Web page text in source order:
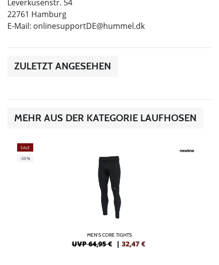
Leverkusenstr. 54
22761 Hamburg
E-Mail: onlinesupportDE@hummel.dk
ZULETZT ANGESEHEN
MEHR AUS DER KATEGORIE LAUFHOSEN
SALE
-50%
MEN'S CORE TIGHTS
UVP 64,95 € | 32,47 €